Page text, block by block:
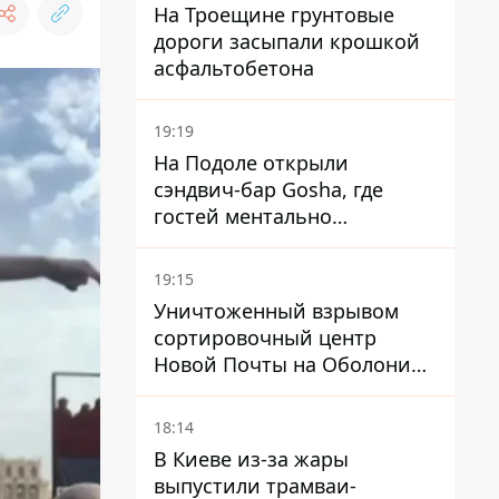
На Троещине грунтовые
дороги засыпали крошкой
асфальтобетона
19:19
На Подоле открыли
сэндвич-бар Gosha, где
гостей ментально
разгружает акула
19:15
Уничтоженный взрывом
сортировочный центр
Новой Почты на Оболони
заработал – выдают
посылки
18:14
В Киеве из-за жары
выпустили трамваи-